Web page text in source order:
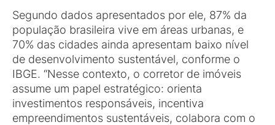
Segundo dados apresentados por ele, 87% da
população brasileira vive em áreas urbanas, e
70% das cidades ainda apresentam baixo nível
de desenvolvimento sustentável, conforme o
IBGE. “Nesse contexto, o corretor de imóveis
assume um papel estratégico: orienta
investimentos responsáveis, incentiva
empreendimentos sustentáveis, colabora com o